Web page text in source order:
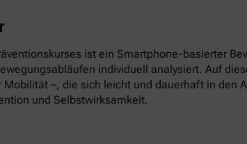
ist ein Smartphone-basierter
individuell analysiert. Auf
–, die sich leicht und dauerhaft in den
und Selbstwirksamkeit.